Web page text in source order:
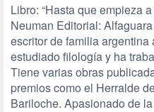
Libro: “Hasta que empieza
Neuman Editorial:
escritor de familia
estudiado filología y ha
Tiene varias obras
premios como el Herralde
Bariloche. Apasionado de